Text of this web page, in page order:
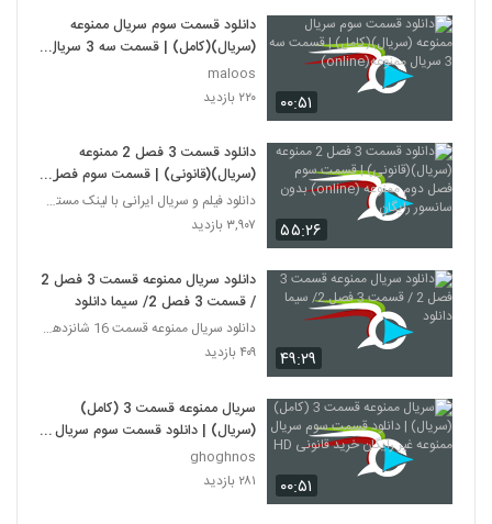
۰۰:۵۱
دانلود قسمت سوم سریال ممنوعه
(سریال)(کامل) | قسمت سه 3 سریال
ممنوعه(online)
maloos
۲۲۰ بازدید
۵۵:۲۶
دانلود قسمت 3 فصل 2 ممنوعه
(سریال)(قانونی) | قسمت سوم فصل
دوم ممنوعه (online) بدون سانسور
رایگان
دانلود فیلم و سریال ایرانی با لینک مستقیم
۳,۹۰۷ بازدید
۴۹:۲۹
دانلود سریال ممنوعه قسمت 3 فصل 2
/ قسمت 3 فصل 2/ سیما دانلود
دانلود سریال ممنوعه قسمت 16 شانزدهم |قسمت سوم فصل
۴۰۹ بازدید
۰۰:۵۱
سریال ممنوعه قسمت 3 (کامل)
(سریال) | دانلود قسمت سوم سریال
ممنوعه غیر رایگان خرید قانونی HD
ghoghnos
۲۸۱ بازدید